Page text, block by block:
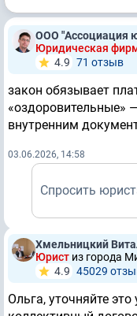
ООО "Ассоциация
Юридическая
4.9 71 отзыв
закон обязывает
«оздоровительные»
внутренним
03.06.2026, 14:58
Спросить
Хмельницкий
Юрист из города
4.9 45029
Ольга, уточняйте это